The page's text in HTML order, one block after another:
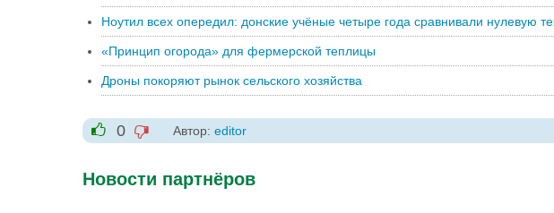
Ноутил всех опередил: донские учёные четыре года сравнивали нулевую
«Принцип огорода» для фермерской теплицы
Дроны покоряют рынок сельского хозяйства
+1
0
-1
Автор: editor
Новости партнёров